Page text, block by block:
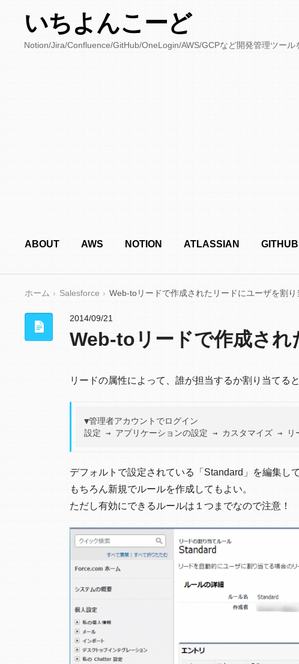
いちよんこーど
Notion/Jira/Confluence/GitHub/OneLogin/AWS/GCPなど開発管理ツー
ABOUT AWS NOTION ATLASSIAN
ホーム Salesforce Web-toリードで作成されたリードにユーザを割り
2014/09/21
Web-toリードで作成さ
リードの属性によって、誰が担当するか割り当てると
▼管理者アカウントでログイン
デフォルトで設定されている「Standard」を編集して
もちろん新規でルールを作成してもよい。
ただし有効にできるルールは１つまでなので注意！